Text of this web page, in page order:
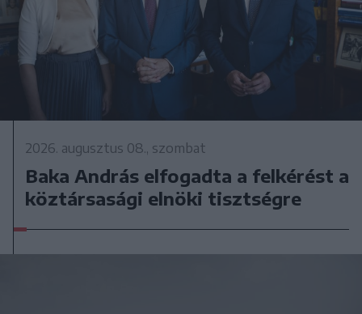
2026. augusztus 08., szombat
Baka András elfogadta a felkérést a
köztársasági elnöki tisztségre